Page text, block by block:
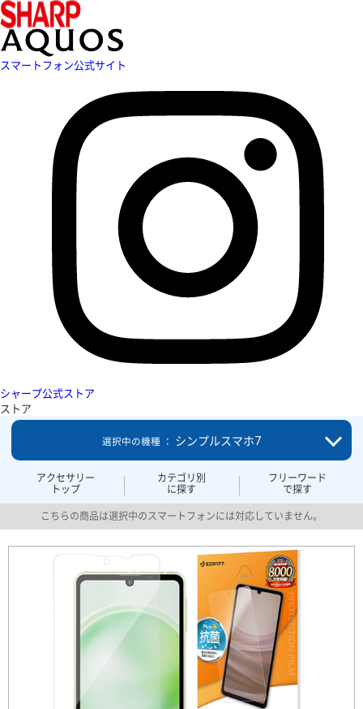
スマートフォン公式サイト
シャープ公式ストア
ストア
アクセサリー
トップ
カテゴリ別
に探す
フリーワード
で探す
選択中の機種 ： シンプルスマホ7
こちらの商品は選択中のスマートフォンには対応していません。